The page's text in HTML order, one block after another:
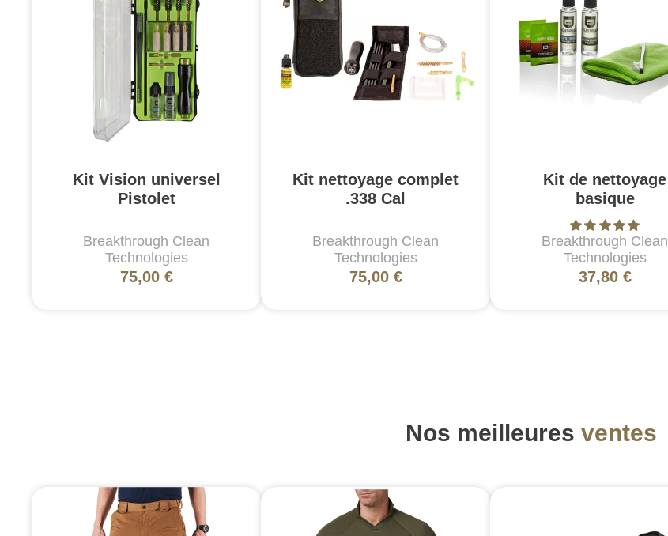
Kit Vision universel
Pistolet
Breakthrough Clean
Technologies
75,00 €
Kit nettoyage complet
.338 Cal
Breakthrough Clean
Technologies
75,00 €
Kit de nettoyage
basique
Breakthrough Clean
Technologies
37,80 €
Nos meilleures ventes